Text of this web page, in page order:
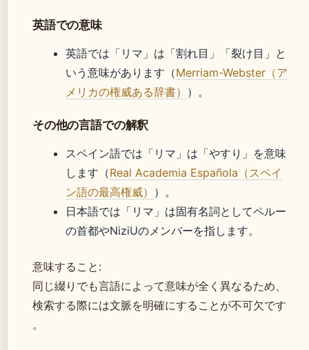
英語での意味
英語では「リマ」は「割れ目」「裂け目」と
いう意味があります（Merriam-Webster（ア
メリカの権威ある辞書） ）。
その他の言語での解釈
スペイン語では「リマ」は「やすり」を意味
します（Real Academia Española（スペイ
ン語の最高権威） ）。
日本語では「リマ」は固有名詞としてペルー
の首都やNiziUのメンバーを指します。
意味すること:
同じ綴りでも言語によって意味が全く異なるため、
検索する際には文脈を明確にすることが不可欠です
。